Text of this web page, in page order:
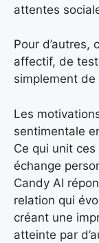
attentes
Pour d’autres,
affectif, de
simplement de
Les
sentimentale
Ce qui unit ces
échange
Candy AI
relation qui
créant une
atteinte par